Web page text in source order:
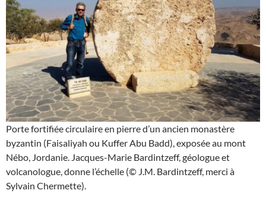
Porte fortifiée circulaire en pierre d’un ancien monastère
byzantin (Faisaliyah ou Kuffer Abu Badd), exposée au mont
Nébo, Jordanie. Jacques-Marie Bardintzeff, géologue et
volcanologue, donne l’échelle (© J.M. Bardintzeff, merci à
Sylvain Chermette).